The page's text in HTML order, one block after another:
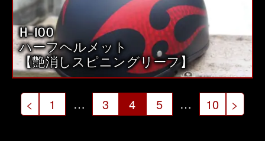
H-100
ハーフヘルメット
【艶消しスピニングリーフ】
投
稿
< 1 … 3 4 5 … 10 >